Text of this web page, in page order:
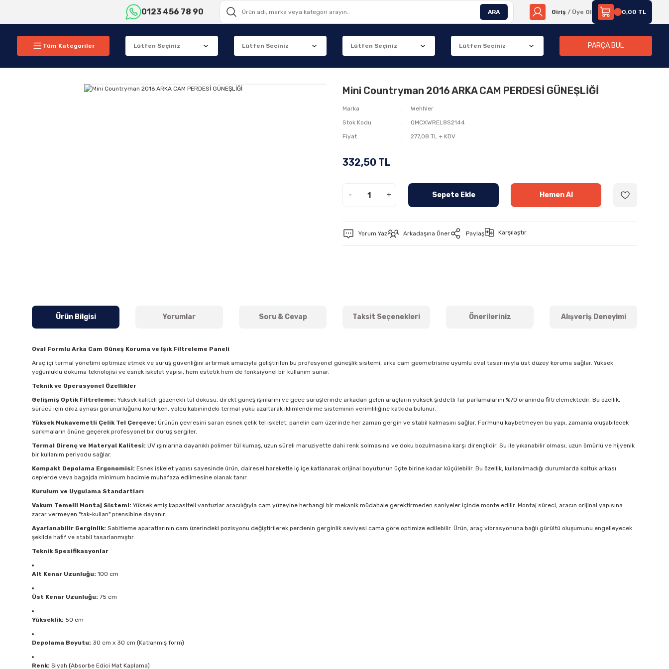
0123 456 78 90 ARA Giriş / Üye Ol 0,00 TL
Tüm Kategoriler PARÇA BUL
Mini Countryman 2016 ARKA CAM PERDESİ GÜNEŞLİĞİ
Marka
Wehhler
Stok Kodu
QMCXWREL8S2144
Fiyat
277,08 TL + KDV
332,50 TL
- + Sepete Ekle Hemen Al
Yorum Yaz Arkadaşına Öner Paylaş Karşılaştır
Ürün Bilgisi Yorumlar Soru & Cevap Taksit Seçenekleri Önerileriniz Alışveriş Deneyimi
Oval Formlu Arka Cam Güneş Koruma ve Işık Filtreleme Paneli
Araç içi termal yönetimi optimize etmek ve sürüş güvenliğini artırmak amacıyla geliştirilen bu profesyonel güneşlik sistemi, arka cam geometrisine uyumlu oval tasarımıyla üst düzey koruma sağlar. Yüksek
yoğunluklu dokuma teknolojisi ve esnek iskelet yapısı, hem estetik hem de fonksiyonel bir kullanım sunar.
Teknik ve Operasyonel Özellikler
Gelişmiş Optik Filtreleme: Yüksek kaliteli gözenekli tül dokusu, direkt güneş ışınlarını ve gece sürüşlerinde arkadan gelen araçların yüksek şiddetli far parlamalarını %70 oranında filtrelemektedir. Bu özellik,
sürücü için dikiz aynası görünürlüğünü korurken, yolcu kabinindeki termal yükü azaltarak iklimlendirme sisteminin verimliliğine katkıda bulunur.
Yüksek Mukavemetli Çelik Tel Çerçeve: Ürünün çevresini saran esnek çelik tel iskelet, panelin cam üzerinde her zaman gergin ve stabil kalmasını sağlar. Formunu kaybetmeyen bu yapı, zamanla oluşabilecek
sarkmaların önüne geçerek profesyonel bir duruş sergiler.
Termal Direnç ve Materyal Kalitesi: UV ışınlarına dayanıklı polimer tül kumaş, uzun süreli maruziyette dahi renk solmasına ve doku bozulmasına karşı dirençlidir. Su ile yıkanabilir olması, uzun ömürlü ve hijyenik
bir kullanım periyodu sağlar.
Kompakt Depolama Ergonomisi: Esnek iskelet yapısı sayesinde ürün, dairesel hareketle iç içe katlanarak orijinal boyutunun üçte birine kadar küçülebilir. Bu özellik, kullanılmadığı durumlarda koltuk arkası
ceplerde veya bagajda minimum hacimle muhafaza edilmesine olanak tanır.
Kurulum ve Uygulama Standartları
Vakum Temelli Montaj Sistemi: Yüksek emiş kapasiteli vantuzlar aracılığıyla cam yüzeyine herhangi bir mekanik müdahale gerektirmeden saniyeler içinde monte edilir. Montaj süreci, aracın orijinal yapısına
zarar vermeyen "tak-kullan" prensibine dayanır.
Ayarlanabilir Gerginlik: Sabitleme aparatlarının cam üzerindeki pozisyonu değiştirilerek perdenin gerginlik seviyesi cama göre optimize edilebilir. Ürün, araç vibrasyonuna bağlı gürültü oluşumunu engelleyecek
şekilde hafif ve stabil tasarlanmıştır.
Teknik Spesifikasyonlar
Alt Kenar Uzunluğu: 100 cm
Üst Kenar Uzunluğu: 75 cm
Yükseklik: 50 cm
Depolama Boyutu: 30 cm x 30 cm (Katlanmış form)
Renk: Siyah (Absorbe Edici Mat Kaplama)